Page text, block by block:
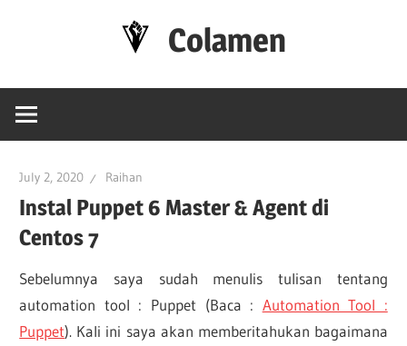
Colamen
Lebih
July 2, 2020 Raihan
Instal Puppet 6 Master & Agent di
Centos 7
Sebelumnya saya sudah menulis tulisan tentang
automation tool : Puppet (Baca : Automation Tool :
Puppet). Kali ini saya akan memberitahukan bagaimana